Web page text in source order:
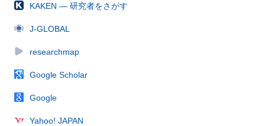
KAKEN — 研究者をさがす
J-GLOBAL
researchmap
Google Scholar
Google
Yahoo! JAPAN